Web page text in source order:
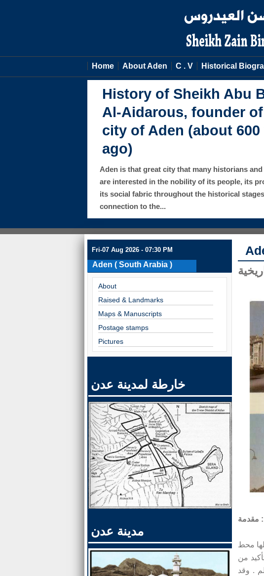
Home About Aden C . V Historical
The National Role of
House of Al Aidarous
Sheikh Abu Bakr Bin Abdullah Al Aidarous
Aden(1513) against the Portuguese military
invade Aden using his influence, charisma and
Fri-07 Aug 2026 - 07:30 PM
Aden ( South Arabia )
About
Raised & Landmarks
Maps & Manuscripts
Postage stamps
Pictures
خارطة لمدينة عدن
مدينة عدن
مقدمة :
محط
من
. وقد